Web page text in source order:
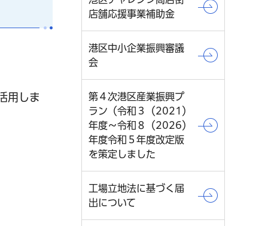
用しま
店舗応援事業補助金
港区中小企業振興審議
会
第４次港区産業振興プ
ラン（令和３（2021）
年度～令和８（2026）
年度令和５年度改定版
を策定しました
工場立地法に基づく届
出について